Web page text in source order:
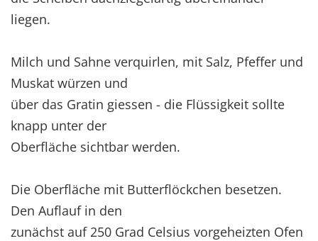
liegen.
Milch und Sahne verquirlen, mit Salz, Pfeffer und
Muskat würzen und
über das Gratin giessen - die Flüssigkeit sollte
knapp unter der
Oberfläche sichtbar werden.
Die Oberfläche mit Butterflöckchen besetzen.
Den Auflauf in den
zunächst auf 250 Grad Celsius vorgeheizten Ofen